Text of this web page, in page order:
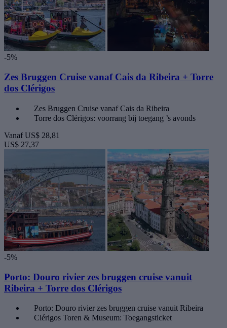
-5%
Zes Bruggen Cruise vanaf Cais da Ribeira + Torre
dos Clérigos
Zes Bruggen Cruise vanaf Cais da Ribeira
Torre dos Clérigos: voorrang bij toegang ’s avonds
Vanaf US$ 28,81
US$ 27,37
-5%
Porto: Douro rivier zes bruggen cruise vanuit
Ribeira + Torre dos Clérigos
Porto: Douro rivier zes bruggen cruise vanuit Ribeira
Clérigos Toren & Museum: Toegangsticket